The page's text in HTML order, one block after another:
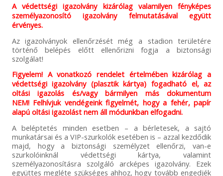
A védettségi igazolvány kizárólag valamilyen fényképes
személyazonosító igazolvány felmutatásával együtt
érvényes.
Az igazolványok ellenőrzését még a stadion területére
történő belépés előtt ellenőrizni fogja a biztonsági
szolgálat!
Figyelem! A vonatkozó rendelet értelmében kizárólag a
védettségi igazolvány (plasztik kártya) fogadható el, az
oltási igazolás és/vagy bármilyen más dokumentum
NEM! Felhívjuk vendégeink figyelmét, hogy a fehér, papír
alapú oltási igazolást nem áll módunkban elfogadni.
A beléptetés minden esetben – a bérletesek, a sajtó
munkatársai és a VIP-szurkolók esetében is – azzal kezdődik
majd, hogy a biztonsági személyzet ellenőrzi, van-e
szurkolóinknál védettségi kártya, valamint
személyazonosításra szolgáló arcképes igazolvány. Ezek
együttes megléte szükséges ahhoz, hogy tovább engedjék